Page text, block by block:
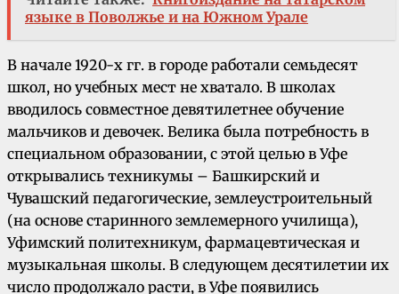
языке в Поволжье и на Южном Урале
В начале 1920-х гг. в городе работали семьдесят
школ, но учебных мест не хватало. В школах
вводилось совместное девятилетнее обучение
мальчиков и девочек. Велика была потребность в
специальном образовании, с этой целью в Уфе
открывались техникумы – Башкирский и
Чувашский педагогические, землеустроительный
(на основе старинного землемерного училища),
Уфимский политехникум, фармацевтическая и
музыкальная школы. В следующем десятилетии их
число продолжало расти, в Уфе появились